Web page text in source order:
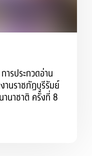
รประกวดอ่าน
านราชภัฏบุรีรัมย์
นาชาติ ครั้งที่ 8